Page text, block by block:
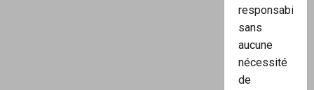
responsabilité,
sans
aucune
nécessité
de